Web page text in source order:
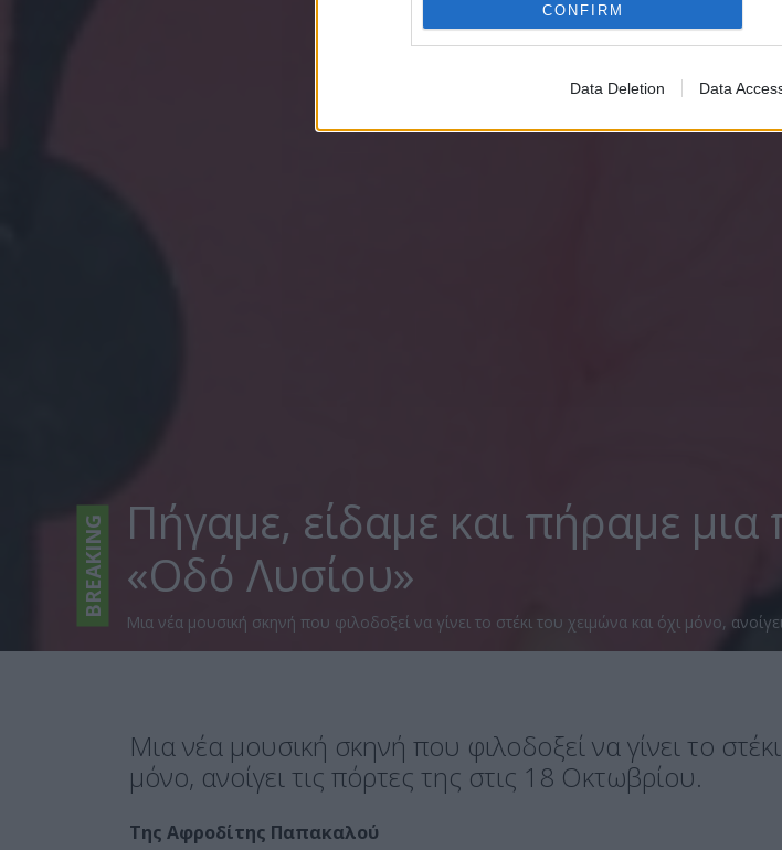
CONFIRM
Data Deletion Data
Πήγαμε, είδαμε και πήραμε
«Οδό Λυσίου»
Μια νέα μουσική σκηνή που φιλοδοξεί να γίνει το στέκι του χειμώνα και όχι μόνο,
BREAKING
Μια νέα μουσική σκηνή που φιλοδοξεί να γίνει το
μόνο, ανοίγει τις πόρτες της στις 18 Οκτωβρίου.
Της Αφροδίτης Παπακαλού